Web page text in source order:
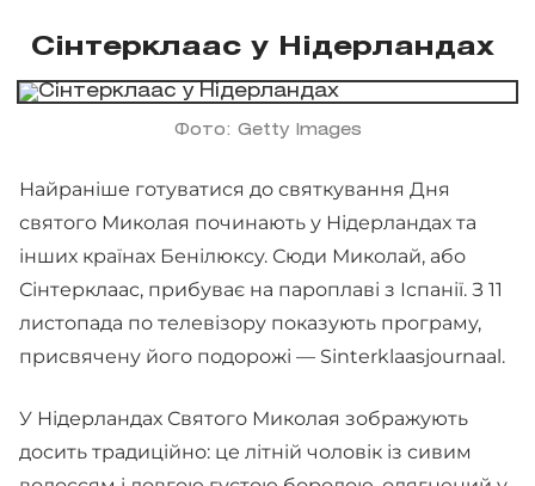
Сінтерклаас у Нідерландах
Фото: Getty Images
Найраніше готуватися до святкування Дня
святого Миколая починають у Нідерландах та
інших країнах Бенілюксу. Сюди Миколай, або
Сінтерклаас, прибуває на пароплаві з Іспанії. З 11
листопада по телевізору показують програму,
присвячену його подорожі — Sinterklaasjournaal.
У Нідерландах Святого Миколая зображують
досить традиційно: це літній чоловік із сивим